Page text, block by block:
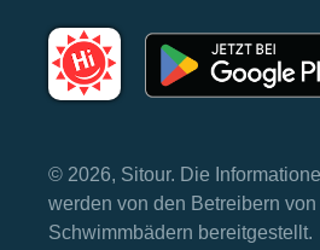
© 2026, Sitour. Die
werden von den Betreibern
Schwimmbädern bereitgestellt.